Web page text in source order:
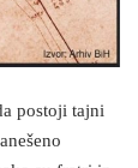
postoji tajni